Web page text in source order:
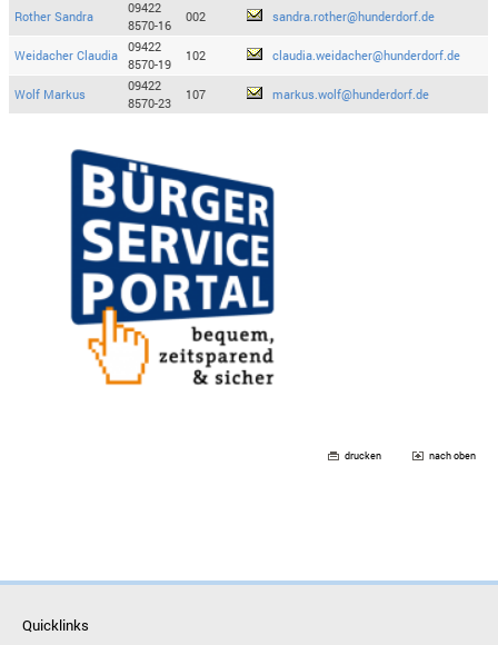
Rother Sandra
09422
8570-16
002 sandra.rother@hunderdorf.de
Weidacher Claudia
09422
8570-19
102 claudia.weidacher@hunderdorf.de
Wolf Markus
09422
8570-23
107 markus.wolf@hunderdorf.de
drucken nach oben
Quicklinks